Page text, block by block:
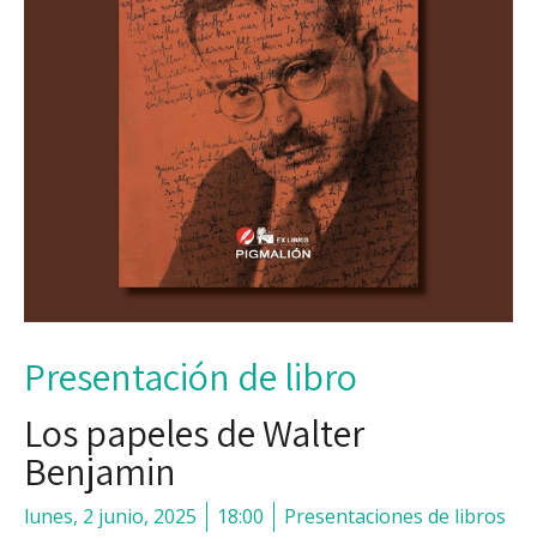
Presentación de libro
Los papeles de Walter
Benjamin
lunes, 2 junio, 2025 18:00 Presentaciones de libros